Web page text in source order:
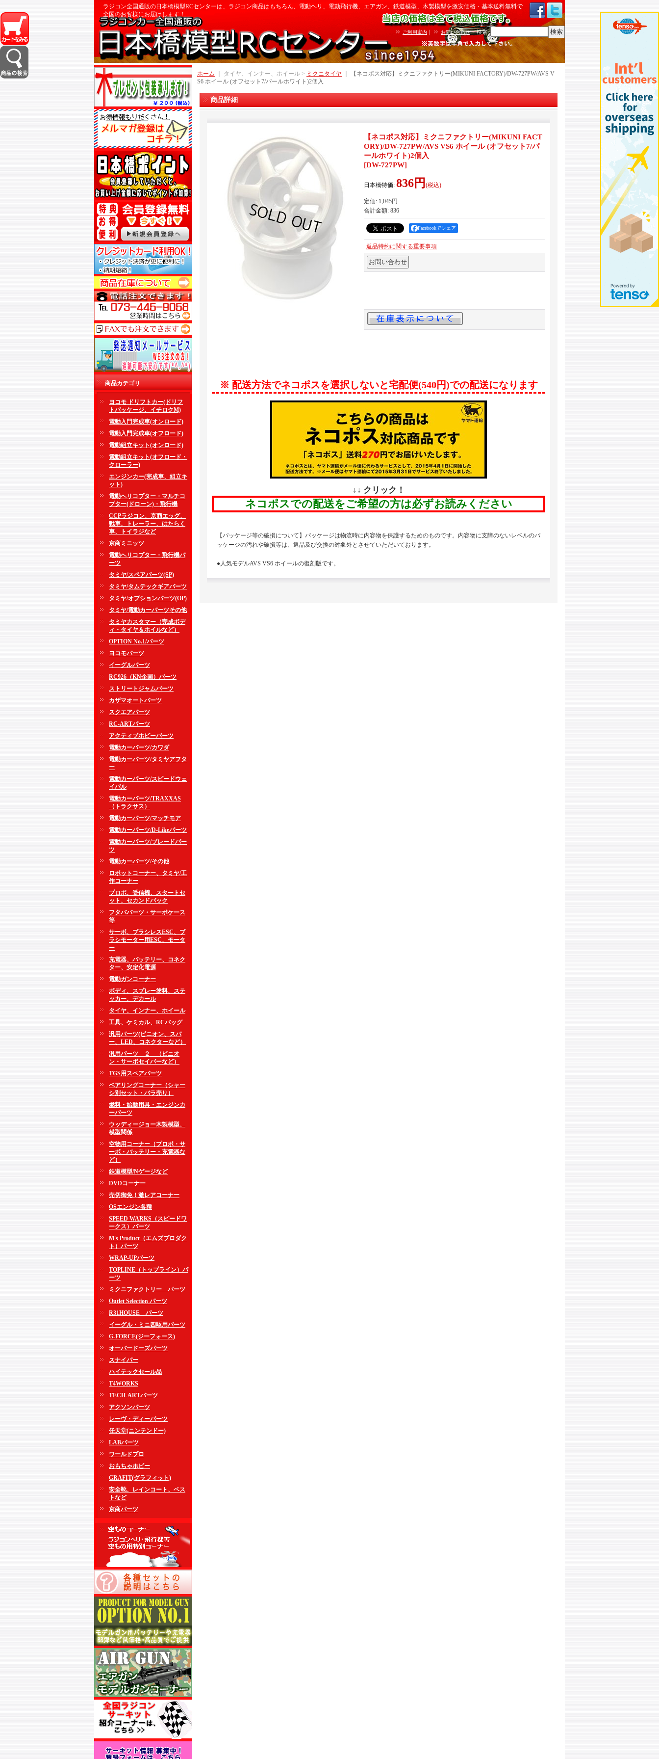
ラジコン全国通販の日本橋模型RCセンターは、ラジコン商品はもちろん、電動ヘリ、電動飛行機、エアガン、鉄道模型、木製模型を激安価格・基本送料無料で
全国のお客様にお届けします！
ご利用案内 ｜ お問い合わせ 検索:
商品カテゴリ
ヨコモ ドリフトカー(ドリフ
トパッケージ、イチロクM)
電動入門完成車(オンロード)
電動入門完成車(オフロード)
電動組立キット(オンロード)
電動組立キット(オフロード・
クローラー)
エンジンカー(完成車、組立キ
ット)
電動ヘリコプター・マルチコ
プター(ドローン)・飛行機
CCPラジコン、京商エッグ、
戦車、トレーラー、はたらく
車、トイラジなど
京商ミニッツ
電動ヘリコプター・飛行機パ
ーツ
タミヤ/スペアパーツ(SP)
タミヤ/タムテックギアパーツ
タミヤ/オプションパーツ(OP)
タミヤ/電動カーパーツその他
タミヤカスタマー（完成ボデ
ィ・タイヤ＆ホイルなど）
OPTION No.1/パーツ
ヨコモパーツ
イーグルパーツ
RC926（KN企画）パーツ
ストリートジャムパーツ
カザマオートパーツ
スクエアパーツ
RC-ARTパーツ
アクティブホビーパーツ
電動カーパーツ/カワダ
電動カーパーツ/タミヤアフタ
ー
電動カーパーツ/スピードウェ
イパル
電動カーパーツ/TRAXXAS
（トラクサス）
電動カーパーツ/マッチモア
電動カーパーツ/D-Likeパーツ
電動カーパーツ/ブレードパー
ツ
電動カーパーツ/その他
ロボットコーナー、タミヤ/工
作コーナー
プロポ、受信機、スタートセ
ット、セカンドパック
フタバパーツ・サーボケース
等
サーボ、ブラシレスESC、ブ
ラシモーター用ESC、モータ
ー
充電器、バッテリー、コネク
ター、安定化電源
電動ガンコーナー
ボディ、スプレー塗料、ステ
ッカー、デカール
タイヤ、インナー、ホイール
工具、ケミカル、RCバッグ
汎用パーツ(ピニオン、スパ
ー、LED、コネクターなど）
汎用パーツ ２ （ピニオ
ン・サーボセイバーなど）
TGS用スペアパーツ
ベアリングコーナー（シャー
シ別セット・バラ売り）
燃料・始動用具・エンジンカ
ーパーツ
ウッディージョー木製模型、
模型関係
空物用コーナー（プロポ・サ
ーボ・バッテリー・充電器な
ど）
鉄道模型/Nゲージなど
DVDコーナー
売切御免！激レアコーナー
OSエンジン各種
SPEED WARKS（スピードワ
ークス）パーツ
M's Product（エムズプロダク
ト）パーツ
WRAP-UPパーツ
TOPLINE（トップライン）パ
ーツ
ミクニファクトリー パーツ
Outlet Selection パーツ
R31HOUSE パーツ
イーグル・ミニ四駆用パーツ
G-FORCE(ジーフォース)
オーバードーズパーツ
スナイパー
ハイテックセール品
T4WORKS
TECH-ARTパーツ
アクソンパーツ
レーヴ・ディーパーツ
任天堂(ニンテンドー)
LABパーツ
ワールドプロ
おもちゃホビー
GRAFIT(グラフィット)
安全靴、レインコート、ベス
トなど
京商パーツ
ホーム ｜ タイヤ、インナー、ホイール > ミクニタイヤ
【ネコポス対応】ミクニファクトリー(MIKUNI FACTORY)/DW-727PW/AVS V
S6 ホイール (オフセット7/パールホワイト)2個入
商品詳細
【ネコポス対応】ミクニファクトリー(MIKUNI FACT
ORY)/DW-727PW/AVS VS6 ホイール (オフセット7/パ
ールホワイト)2個入
[DW-727PW]
日本橋特価: 836円 (税込)
定価: 1,045円
合計金額: 836
Facebookでシェア
返品特約に関する重要事項
※ 配送方法でネコポスを選択しないと宅配便(540円)での配送になります
↓↓ クリック！
ネコポスでの配送をご希望の方は必ずお読みください
【パッケージ等の破損について】パッケージは物流時に内容物を保護するためのものです。内容物に支障のないレベルのパ
ッケージの汚れや破損等は、返品及び交換の対象外とさせていただいております。
●人気モデルAVS VS6 ホイールの復刻版です。